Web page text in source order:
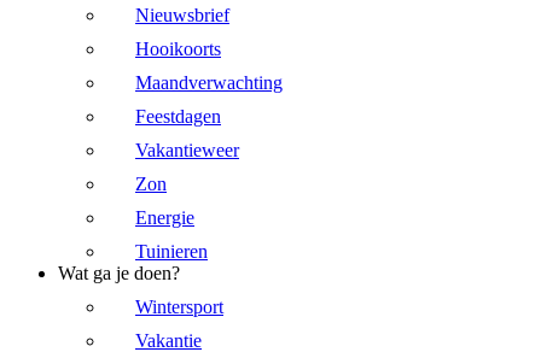
Nieuwsbrief
Hooikoorts
Maandverwachting
Feestdagen
Vakantieweer
Zon
Energie
Tuinieren
Wat ga je doen?
Wintersport
Vakantie